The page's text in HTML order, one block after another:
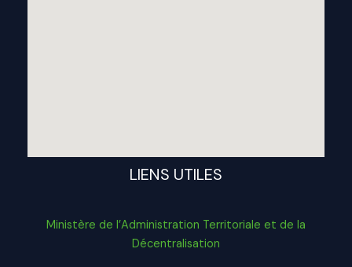
LIENS UTILES
Ministère de l’Administration Territoriale et de la
Décentralisation